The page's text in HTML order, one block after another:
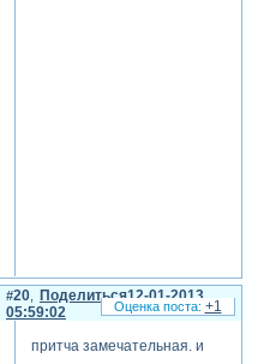
Поделиться
20
12-01-2013
05:59:02
притча замечательная. и
+1